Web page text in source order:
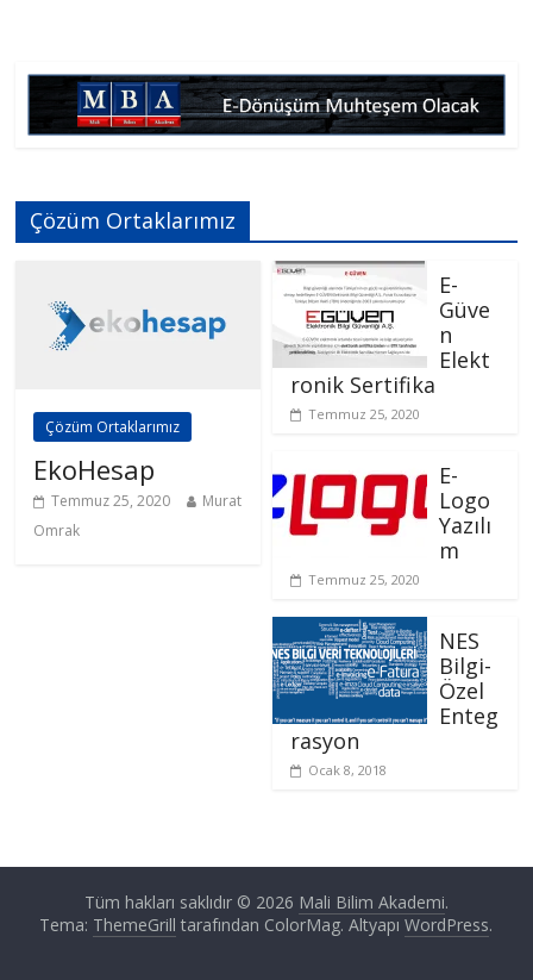
Çözüm Ortaklarımız
Çözüm Ortaklarımız
EkoHesap
Temmuz 25, 2020
Murat
Omrak
E-
Güve
n
Elekt
ronik Sertifika
Temmuz 25, 2020
E-
Logo
Yazılı
m
Temmuz 25, 2020
NES
Bilgi-
Özel
Enteg
rasyon
Ocak 8, 2018
Tüm hakları saklıdır © 2026 Mali Bilim Akademi.
Tema: ThemeGrill tarafından ColorMag. AltyapıWordPress.